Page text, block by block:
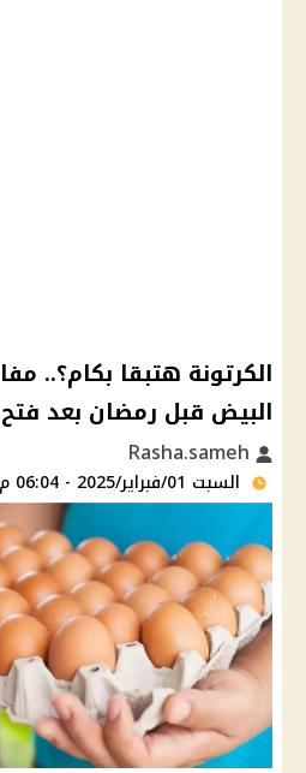
الكرتونة هتبقا بكام؟..
البيض قبل رمضان بعد فتح
السبت 01/فبراير/2025 - 06:04 م